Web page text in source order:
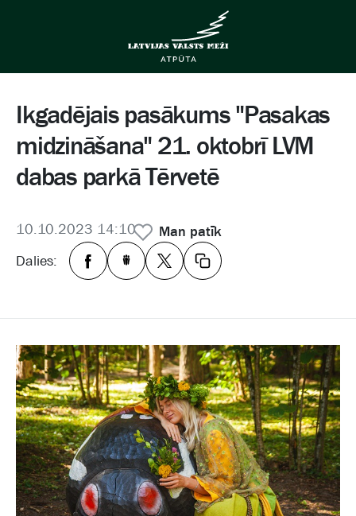
Ikgadējais pasākums "Pasakas
midzināšana" 21. oktobrī LVM
dabas parkā Tērvetē
10.10.2023 14:10
Man patīk
Dalies: